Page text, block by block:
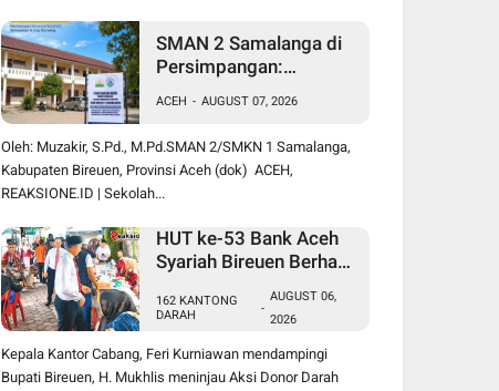
SMAN 2 Samalanga di
Persimpangan:
Menjadi SMK?
ACEH - AUGUST 07, 2026
Oleh: Muzakir, S.Pd., M.Pd.SMAN 2/SMKN 1 Samalanga,
Kabupaten Bireuen, Provinsi Aceh (dok) ACEH,
REAKSIONE.ID | Sekolah...
HUT ke-53 Bank Aceh
Syariah Bireuen Berhasil
Kantong Darah
162 KANTONG
DARAH
-
AUGUST 06,
2026
Kepala Kantor Cabang, Feri Kurniawan mendampingi
Bupati Bireuen, H. Mukhlis meninjau Aksi Donor Darah